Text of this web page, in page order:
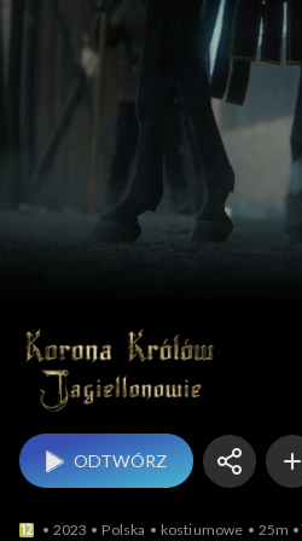
ODTWÓRZ
2023 Polska kostiumowe 25m